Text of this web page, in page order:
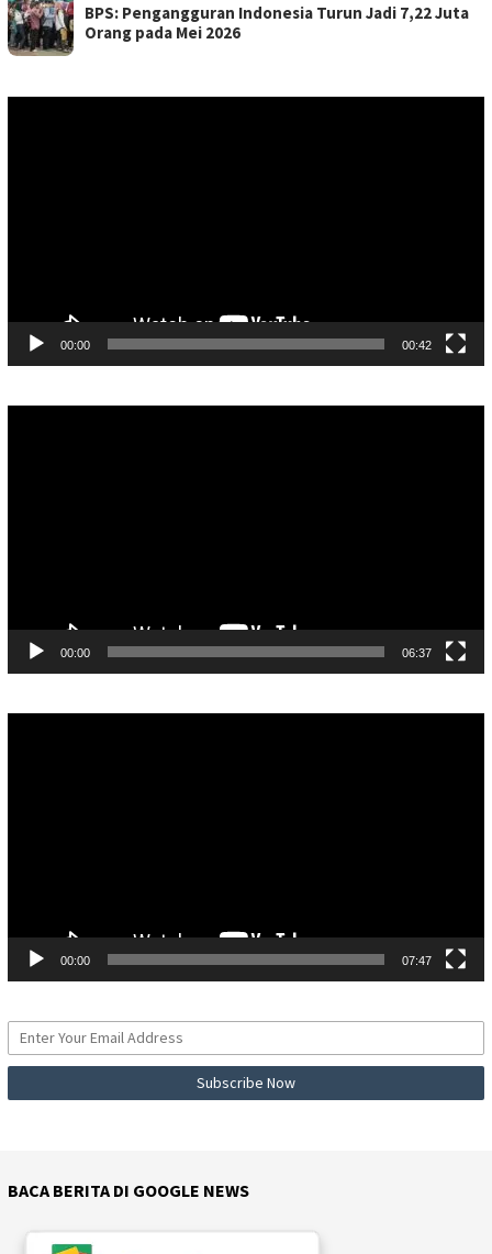
BPS: Pengangguran Indonesia Turun Jadi 7,22 Juta
Orang pada Mei 2026
00:00 00:42
00:00 06:37
00:00 07:47
BACA BERITA DI GOOGLE NEWS